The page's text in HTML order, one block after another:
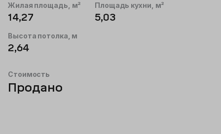
Жилая площадь, м²
14,27
Площадь кухни, м²
5,03
Высота потолка, м
2,64
Стоимость
Продано